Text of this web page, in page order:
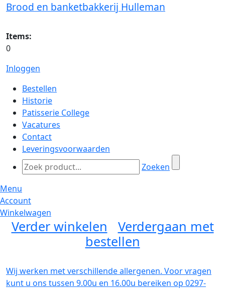
Brood en banketbakkerij Hulleman
Items:
0
Inloggen
Bestellen
Historie
Patisserie College
Vacatures
Contact
Leveringsvoorwaarden
Zoeken
Menu
Account
Winkelwagen
Verder winkelen
Verdergaan met
bestellen
Wij werken met verschillende allergenen. Voor vragen
kunt u ons tussen 9.00u en 16.00u bereiken op 0297-